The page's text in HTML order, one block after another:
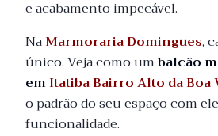
e acabamento impecável.
NaMarmoraria Domingues,
único. Veja como umbalcão
emItatiba Bairro Alto da Boa
o padrão do seu espaço com
funcionalidade.